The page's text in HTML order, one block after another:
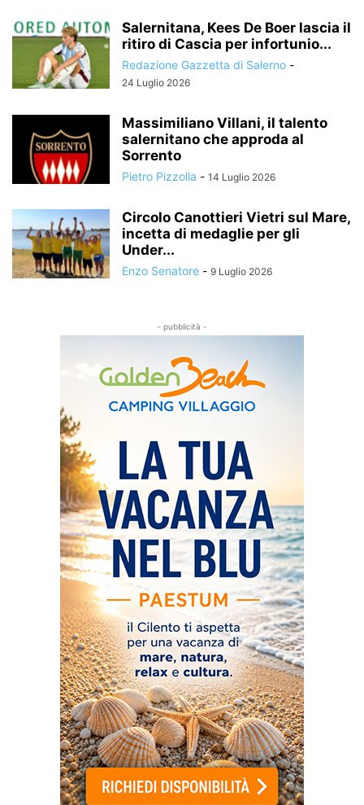
Salernitana, Kees De Boer lascia il
ritiro di Cascia per infortunio...
Redazione Gazzetta di Salerno -
24 Luglio 2026
Massimiliano Villani, il talento
salernitano che approda al
Sorrento
Pietro Pizzolla - 14 Luglio 2026
Circolo Canottieri Vietri sul Mare,
incetta di medaglie per gli
Under...
Enzo Senatore - 9 Luglio 2026
- pubblicità -